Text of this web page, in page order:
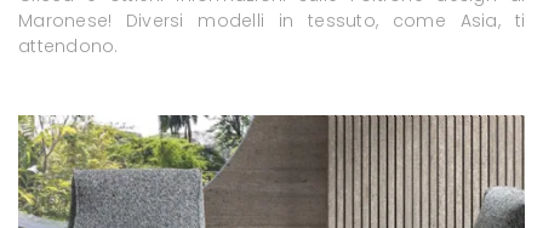
Maronese! Diversi modelli in tessuto, come Asia, ti
attendono.